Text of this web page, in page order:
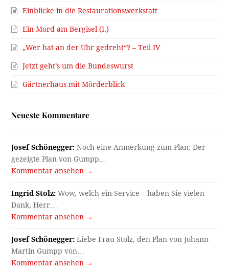
Einblicke in die Restaurationswerkstatt
Ein Mord am Bergisel (I.)
„Wer hat an der Uhr gedreht“? – Teil IV
Jetzt geht’s um die Bundeswurst
Gärtnerhaus mit Mörderblick
Neueste Kommentare
Josef Schönegger: Noch eine Anmerkung zum Plan: Der
gezeigte Plan von Gumpp…
Kommentar ansehen →
Ingrid Stolz: Wow, welch ein Service – haben Sie vielen
Dank, Herr…
Kommentar ansehen →
Josef Schönegger: Liebe Frau Stolz, den Plan von Johann
Martin Gumpp von…
Kommentar ansehen →